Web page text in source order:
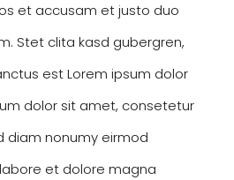
et accusam et justo duo
Stet clita kasd gubergren,
est Lorem ipsum dolor
dolor sit amet, consetetur
diam nonumy eirmod
et dolore magna